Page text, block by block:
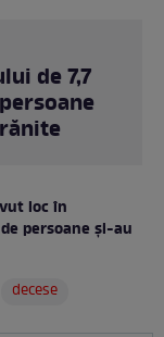
de 7,7
loc în
persoane și-au
decese